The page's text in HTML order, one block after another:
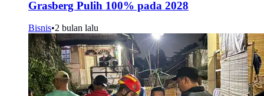
Grasberg Pulih 100% pada 2028
Bisnis•2 bulan lalu